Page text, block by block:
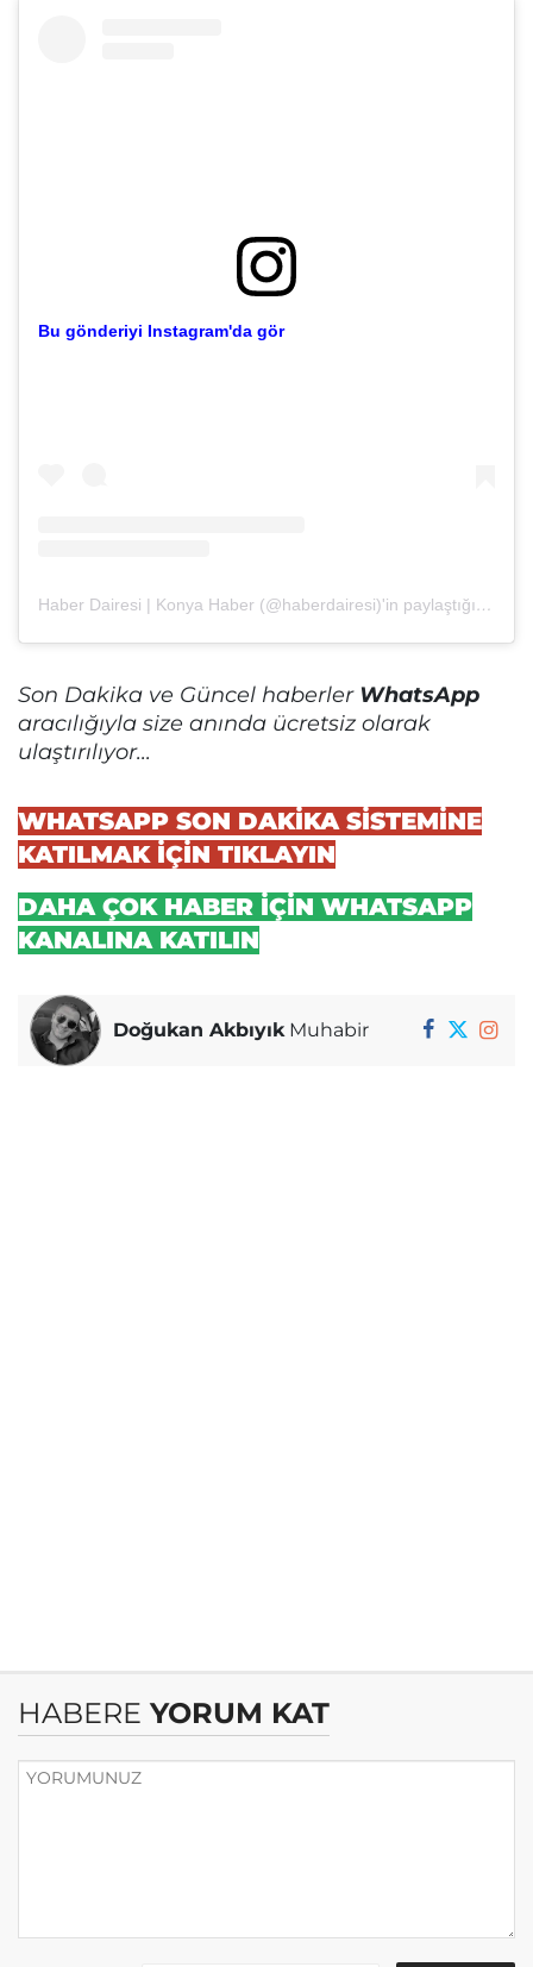
Bu gönderiyi Instagram'da gör
Haber Dairesi | Konya Haber (@haberdairesi)'in paylaştığı bir gönderi
Son Dakika ve Güncel haberler WhatsApp
aracılığıyla size anında ücretsiz olarak
ulaştırılıyor...
WHATSAPP SON DAKİKA SİSTEMİNE
KATILMAK İÇİN TIKLAYIN
DAHA ÇOK HABER İÇİN WHATSAPP
KANALINA KATILIN
Doğukan AkbıyıkMuhabir
HABERE YORUM KAT